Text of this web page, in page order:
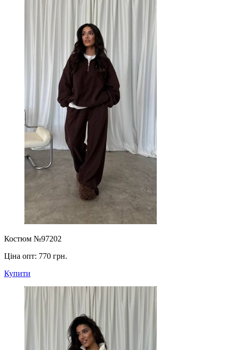
Костюм №97202
Ціна опт: 770 грн.
Купити